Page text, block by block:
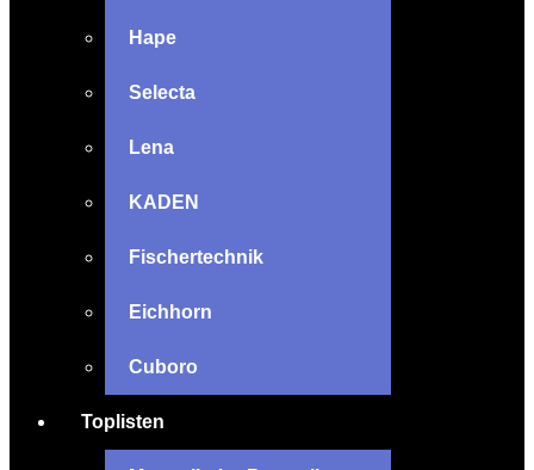
Hape
Selecta
Lena
KADEN
Fischertechnik
Eichhorn
Cuboro
Toplisten